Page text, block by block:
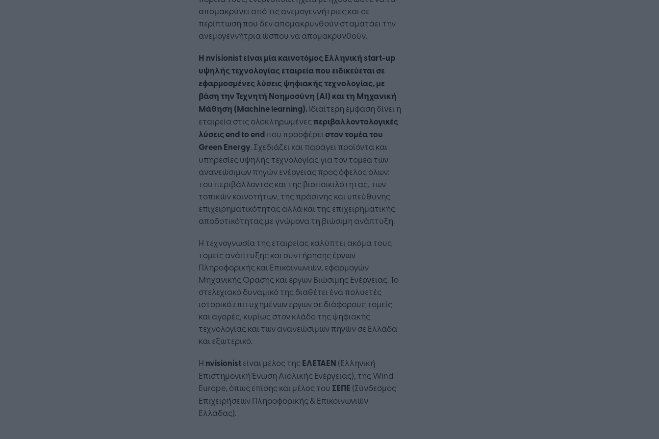
απομακρύνει από τις ανεμογεννήτριες και σε
περίπτωση που δεν απομακρυνθούν σταματάει την
ανεμογεννήτρια ώσπου να απομακρυνθούν.
Η nvisionist είναι μία καινοτόμος Ελληνική start-up
υψηλής τεχνολογίας εταιρεία που ειδικεύεται σε
εφαρμοσμένες λύσεις ψηφιακής τεχνολογίας, με
βάση την Τεχνητή Νοημοσύνη (AI) και τη Μηχανική
Μάθηση (Machine learning).Ιδιαίτερη έμφαση δίνει η
εταιρεία στις ολοκληρωμένεςπεριβαλλοντολογικές
λύσεις end to endπου προσφέρει στον τομέα του
Green Energy. Σχεδιάζει και παράγει προϊόντα και
υπηρεσίες υψηλής τεχνολογίας για τον τομέα των
ανανεώσιμων πηγών ενέργειας προς όφελος όλων:
του περιβάλλοντος και της βιοποικιλότητας, των
τοπικών κοινοτήτων, της πράσινης και υπεύθυνης
επιχειρηματικότητας αλλά και της επιχειρηματικής
αποδοτικότητας με γνώμονα τη βιώσιμη ανάπτυξη.
Η τεχνογνωσία της εταιρείας καλύπτει ακόμα τους
τομείς ανάπτυξης και συντήρησης έργων
Πληροφορικής και Επικοινωνιών, εφαρμογών
Μηχανικής Όρασης και έργων Βιώσιμης Ενέργειας. Το
στελεχιακό δυναμικό της διαθέτει ένα πολυετές
ιστορικό επιτυχημένων έργων σε διάφορους τομείς
και αγορές, κυρίως στον κλάδο της ψηφιακής
τεχνολογίας και των ανανεώσιμων πηγών σε Ελλάδα
και εξωτερικό.
Η nvisionistείναι μέλος της ΕΛΕΤΑΕΝ (Ελληνική
Επιστημονική Ένωση Αιολικής Ενέργειας), της Wind
Europe, όπως επίσης και μέλος του ΣΕΠΕ (Σύνδεσμος
Επιχειρήσεων Πληροφορικής & Επικοινωνιών
Ελλάδας).